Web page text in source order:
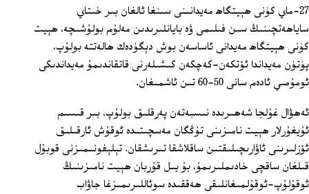
27-ماي كۈنى ھېيتگاھ مەيدانىنى سىنغا ئالغان بىر خىتاي
ساياھەتچىنىڭ سىن فىلىمى ۋە بايانلىرىدىن مەلۇم بولۇشىچە، ھېيت
كۈنى ھېيتگاھ مەيدانى ئاساسەن بوش دېگۈدەك ھالەتتە بولۇپ،
پۈتۈن مەيداندا ئۆتكەن-كەچكەن كىشىلەرنى قاتقاندىمۇ مەيداندىكى
ئومۇمىي ئادەم سانى 50-60 تىن ئاشمىغان.
ئەھۋال غۇلجا شەھىرىدە نىسبەتەن پەرقلىق بولۇپ، بىر قىسىم
ئۇيغۇرلار ھېيت نامىزىنى تۇڭگان مەسچىتىدە ئوقۇش ئارقىلىق
ئۆزلىرىنى ئاۋارىچىلىقتىن ساقلاشقا تىرىشقان. تېلېفونىمىزنى قوبۇل
قىلغان ساقچى خادىملىرىمۇ، بۇ يىل قۇربان ھېيت نامىزىنىڭ
ئوقۇلۇپ-ئوقۇلمىغانلىقى ھەققىدە سوئاللىرىمىزغا جاۋاب